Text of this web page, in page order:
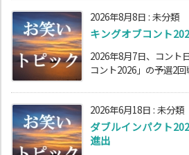
2026年8月8日 : 未分類
キングオブコント
2026年8月7日、コント
コント2026」の予選2回
2026年6月18日 : 未分類
ダブルインパクト
進出